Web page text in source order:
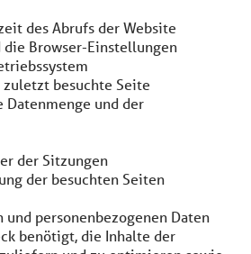
des Abrufs der Website
die Browser-Einstellungen
besuchte Seite
Datenmenge und der
der Sitzungen
der besuchten Seiten
personenbezogenen Daten
benötigt, die Inhalte der